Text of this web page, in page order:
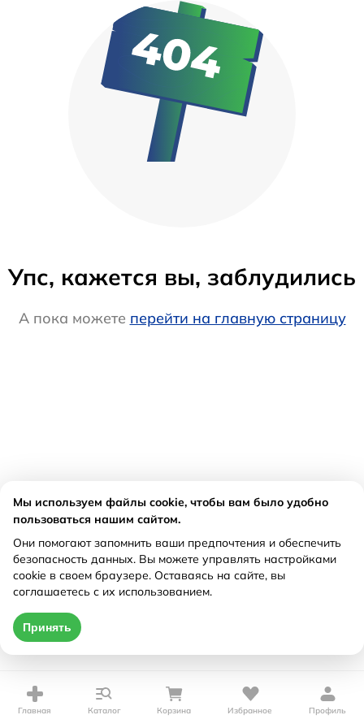
Упс, кажется вы, заблудились
А пока можете перейти на главную страницу
Главная Каталог Корзина Избранное Профиль
Мы используем файлы cookie, чтобы вам было удобно
пользоваться нашим сайтом.
Они помогают запомнить ваши предпочтения и обеспечить
безопасность данных. Вы можете управлять настройками
cookie в своем браузере. Оставаясь на сайте, вы
соглашаетесь с их использованием.
Принять